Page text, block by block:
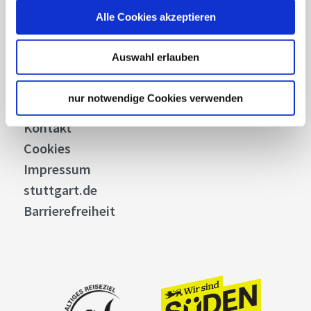
Alle Cookies akzeptieren
Auswahl erlauben
nur notwendige Cookies verwenden
Stuttgart Convention Bureau
Bilddatenbank
Allgemeine Geschäftsbedingungen
Datenschutz
Widerruf
Kontakt
Cookies
Impressum
stuttgart.de
Barrierefreiheit